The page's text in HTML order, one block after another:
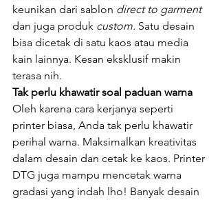
keunikan dari sablon direct to garment
dan juga produk custom. Satu desain
bisa dicetak di satu kaos atau media
kain lainnya. Kesan eksklusif makin
terasa nih.
Tak perlu khawatir soal paduan warna
Oleh karena cara kerjanya seperti
printer biasa, Anda tak perlu khawatir
perihal warna. Maksimalkan kreativitas
dalam desain dan cetak ke kaos. Printer
DTG juga mampu mencetak warna
gradasi yang indah lho! Banyak desain